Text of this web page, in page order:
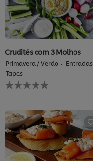
Crudités com 3 Molhos
Primavera / Verão
Entradas
Tapas
Nenhuma
avaliação
este
recipe